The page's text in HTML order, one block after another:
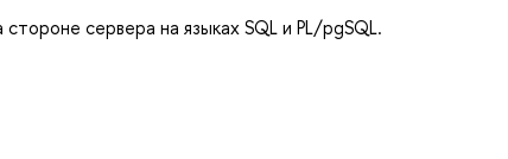
сервера на языках SQL и PL/pgSQL.